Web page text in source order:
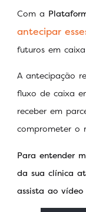
Com a
antecipar
futuros em
A antecipação
fluxo de caixa
receber em
comprometer o
Para entender
da sua clínica
assista ao